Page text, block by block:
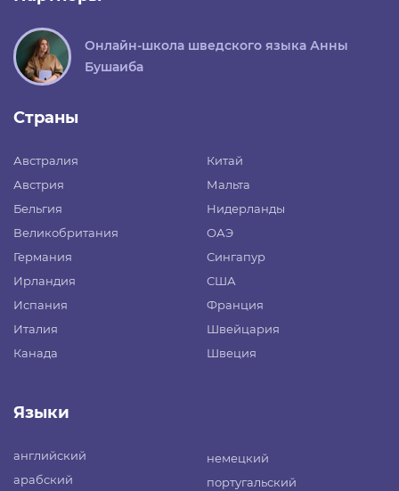
Онлайн-школа шведского языка Анны
Бушаиба
Страны
Австралия
Австрия
Бельгия
Великобритания
Германия
Ирландия
Испания
Италия
Канада
Китай
Мальта
Нидерланды
ОАЭ
Сингапур
США
Франция
Швейцария
Швеция
Языки
английский
арабский
немецкий
португальский